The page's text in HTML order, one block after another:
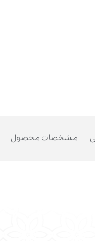
مشخصات محصول